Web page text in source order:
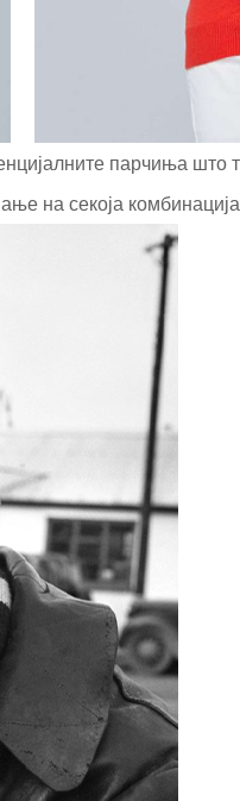
парчиња што
на секоја